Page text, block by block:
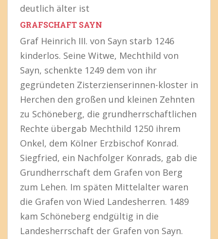
deutlich älter ist
GRAFSCHAFT SAYN
Graf Heinrich III. von Sayn starb 1246
kinderlos. Seine Witwe, Mechthild von
Sayn, schenkte 1249 dem von ihr
gegründeten Zisterzienserinnen-kloster in
Herchen den großen und kleinen Zehnten
zu Schöneberg, die grundherrschaftlichen
Rechte übergab Mechthild 1250 ihrem
Onkel, dem Kölner Erzbischof Konrad.
Siegfried, ein Nachfolger Konrads, gab die
Grundherrschaft dem Grafen von Berg
zum Lehen. Im späten Mittelalter waren
die Grafen von Wied Landesherren. 1489
kam Schöneberg endgültig in die
Landesherrschaft der Grafen von Sayn.